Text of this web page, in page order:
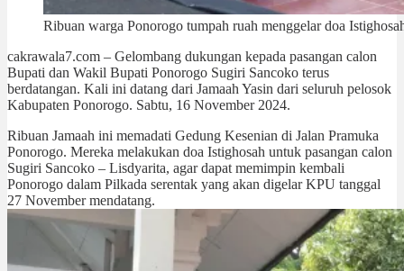
Ribuan warga Ponorogo tumpah ruah menggelar doa
cakrawala7.com – Gelombang dukungan kepada pasangan calon
Bupati dan Wakil Bupati Ponorogo Sugiri Sancoko terus
berdatangan. Kali ini datang dari Jamaah Yasin dari seluruh pelosok
Kabupaten Ponorogo. Sabtu, 16 November 2024.
Ribuan Jamaah ini memadati Gedung Kesenian di Jalan Pramuka
Ponorogo. Mereka melakukan doa Istighosah untuk pasangan calon
Sugiri Sancoko – Lisdyarita, agar dapat memimpin kembali
Ponorogo dalam Pilkada serentak yang akan digelar KPU tanggal
27 November mendatang.